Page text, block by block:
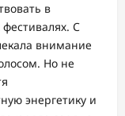
в
С
внимание
Но не
энергетику и